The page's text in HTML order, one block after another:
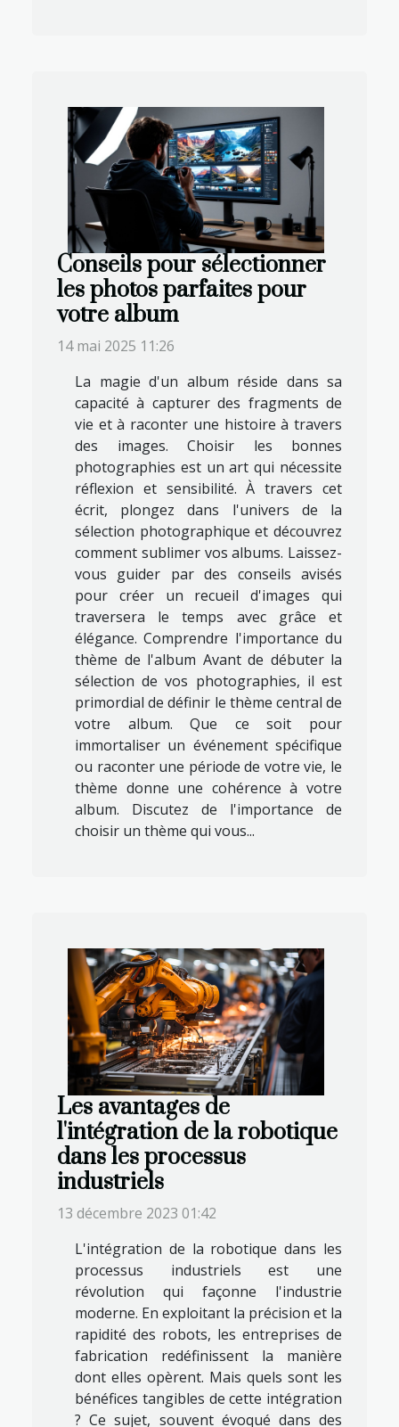
Conseils pour sélectionner
les photos parfaites pour
votre album
14 mai 2025 11:26
La magie d'un album réside dans sa
capacité à capturer des fragments de
vie et à raconter une histoire à travers
des images. Choisir les bonnes
photographies est un art qui nécessite
réflexion et sensibilité. À travers cet
écrit, plongez dans l'univers de la
sélection photographique et découvrez
comment sublimer vos albums. Laissez-
vous guider par des conseils avisés
pour créer un recueil d'images qui
traversera le temps avec grâce et
élégance. Comprendre l'importance du
thème de l'album Avant de débuter la
sélection de vos photographies, il est
primordial de définir le thème central de
votre album. Que ce soit pour
immortaliser un événement spécifique
ou raconter une période de votre vie, le
thème donne une cohérence à votre
album. Discutez de l'importance de
choisir un thème qui vous...
Les avantages de
l'intégration de la robotique
dans les processus
industriels
13 décembre 2023 01:42
L'intégration de la robotique dans les
processus industriels est une
révolution qui façonne l'industrie
moderne. En exploitant la précision et la
rapidité des robots, les entreprises de
fabrication redéfinissent la manière
dont elles opèrent. Mais quels sont les
bénéfices tangibles de cette intégration
? Ce sujet, souvent évoqué dans des